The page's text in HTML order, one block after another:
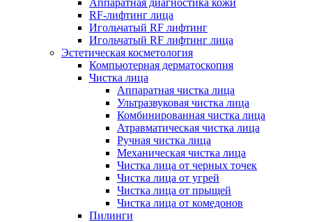
Аппаратная диагностика кожи
RF-лифтинг лица
Игольчатый RF лифтинг
Игольчатый RF лифтинг лица
Эстетическая косметология
Компьютерная дерматоскопия
Чистка лица
Аппаратная чистка лица
Ультразвуковая чистка лица
Комбинированная чистка лица
Атравматическая чистка лица
Ручная чистка лица
Механическая чистка лица
Чистка лица от черных точек
Чистка лица от угрей
Чистка лица от прыщей
Чистка лица от комедонов
Пилинги